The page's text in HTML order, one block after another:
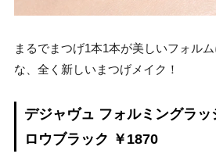
まるでまつげ1本1本が美しいフォル
な、全く新しいまつげメイク！
デジャヴュ フォルミングラ
ロウブラック ￥1870